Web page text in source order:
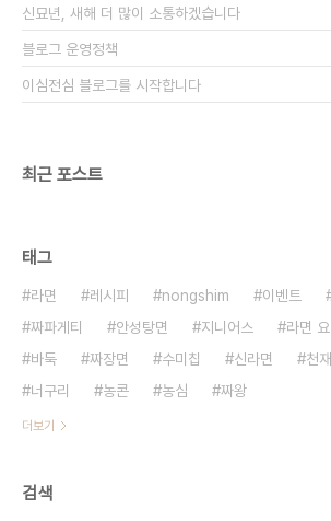
신묘년, 새해 더 많이 소통하겠습니다
블로그 운영정책
이심전심 블로그를 시작합니다
최근 포스트
태그
라면 레시피 nongshim 이벤트
짜파게티
안성탕면 지니어스 라면 요
바둑
짜장면 수미칩 신라면 천
너구리
농콘 농심 짜왕
더보기
검색